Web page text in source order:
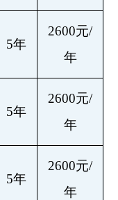
5年
2600元/
年
5年
2600元/
年
5年
2600元/
年